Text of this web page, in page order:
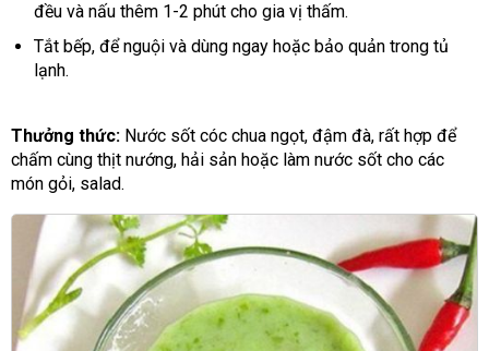
đều và nấu thêm 1-2 phút cho gia vị thấm.
Tắt bếp, để nguội và dùng ngay hoặc bảo quản trong tủ
lạnh.
Thưởng thức: Nước sốt cóc chua ngọt, đậm đà, rất hợp để
chấm cùng thịt nướng, hải sản hoặc làm nước sốt cho các
món gỏi, salad.